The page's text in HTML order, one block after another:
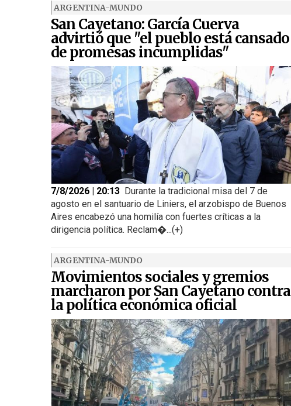
ARGENTINA-MUNDO
San Cayetano: García Cuerva
advirtió que "el pueblo está cansado
de promesas incumplidas"
7/8/2026 | 20:13 Durante la tradicional misa del 7 de
agosto en el santuario de Liniers, el arzobispo de Buenos
Aires encabezó una homilía con fuertes críticas a la
dirigencia política. Reclam�...(+)
ARGENTINA-MUNDO
Movimientos sociales y gremios
marcharon por San Cayetano contra
la política económica oficial